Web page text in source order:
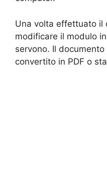
Una volta effettuato il
modificare il modulo
servono. Il
convertito in PDF o